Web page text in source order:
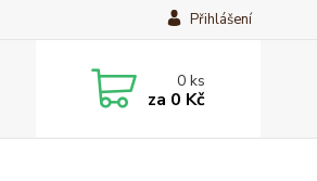
Přihlášení
0ks
za 0 Kč